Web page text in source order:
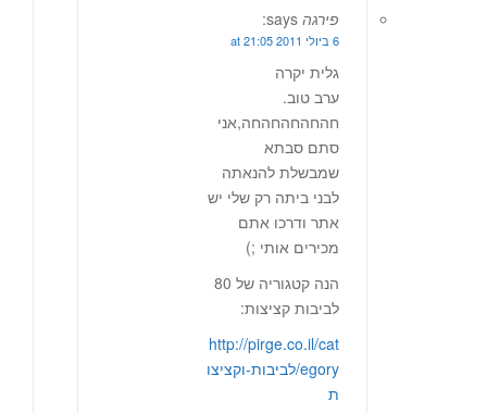
פירגה says:
6 ביולי 2011 at 21:05
גלית יקרה
ערב טוב.
חהחהחהחהחה,אני
סתם סבתא
שמבשלת להנאתה
לבני ביתה רק שלי יש
אתר ודרכו אתם
מכירים אותי ;)
הנה קטגוריה של 80
לביבות קציצות:
http://pirge.co.il/cat
egory/לביבות-וקציצו
ת